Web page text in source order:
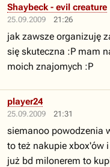
25.09.2009 21:26
Shaybeck - evil creature
jak zawsze organizuję
się skuteczna :P mam
moich znajomych :P
25.09.2009 21:31
player24
siemanoo powodzenia
to też nakupie xbox'ów
już bd milonerem to